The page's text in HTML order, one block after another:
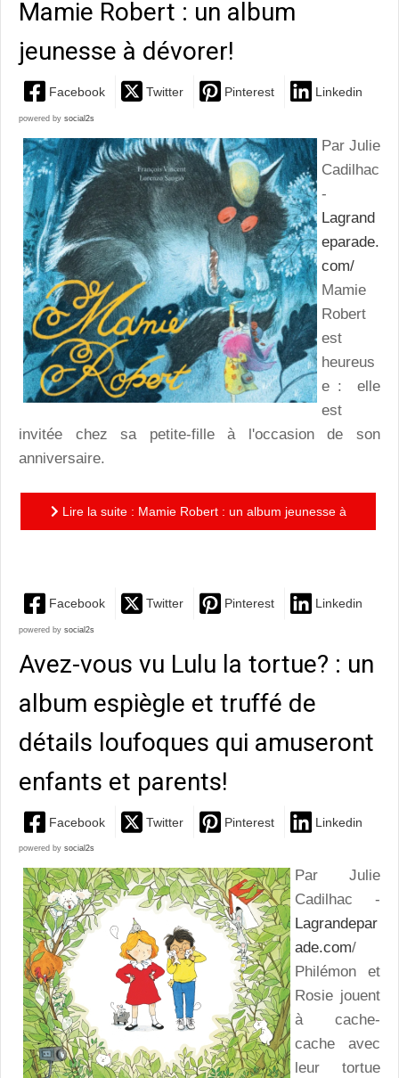
Mamie Robert : un album
jeunesse à dévorer!
Facebook Twitter Pinterest Linkedin
powered by social2s
Par Julie
Cadilhac
-
Lagrand
eparade.
com/
Mamie
Robert
est
heureus
e : elle
est
invitée chez sa petite-fille à l'occasion de son
anniversaire.
Lire la suite : Mamie Robert : un album jeunesse à
Facebook Twitter Pinterest Linkedin
powered by social2s
Avez-vous vu Lulu la tortue? : un
album espiègle et truffé de
détails loufoques qui amuseront
enfants et parents!
Facebook Twitter Pinterest Linkedin
powered by social2s
Par Julie
Cadilhac -
Lagrandepar
ade.com/
Philémon et
Rosie jouent
à cache-
cache avec
leur tortue